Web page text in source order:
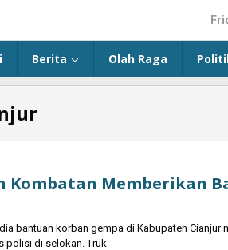
Berita Olah Raga
Kombatan Memberikan
bantuan korban gempa di Kabupaten Cianjur
polisi di selokan. Truk